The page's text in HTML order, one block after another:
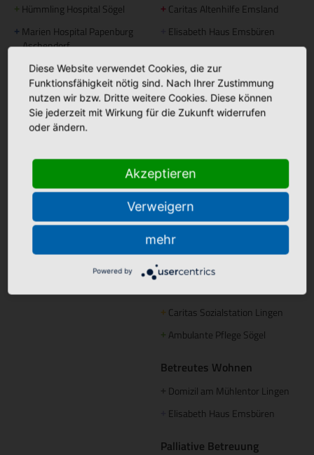
+ Hümmling Hospital Sögel
+ Marien Hospital Papenburg
Aschendorf
Facebook
Bonifatius Hospital Lingen
Borromäus Hospital Leer
Marien Hospital Papenburg
Aschendorf
Instagram
Hospitalgesellschaft
+ Caritas Altenhilfe Emsland
Elisabeth Haus Emsbüren
Johannesstift Papenburg
+ Matthias Haus Lohne
Mutter Teresa Haus Lingen
+Maria Anna Haus Lengerich
Ambulante Pflege
+ Caritas Sozialstation Lingen
+ Ambulante Pflege Sögel
Betreutes Wohnen
Domizil am Mühlentor Lingen
Elisabeth Haus Emsbüren
Palliative Betreuung
Diese Website verwendet Cookies, die zur
Funktionsfähigkeit nötig sind. Nach Ihrer Zustimmung
nutzen wir bzw. Dritte weitere Cookies. Diese können
Sie jederzeit mit Wirkung für die Zukunft widerrufen
oder ändern.
Akzeptieren
Verweigern
mehr
Powered by